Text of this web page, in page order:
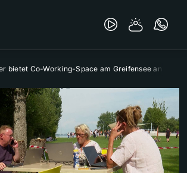
bietet Co-Working-Space am Greifensee an